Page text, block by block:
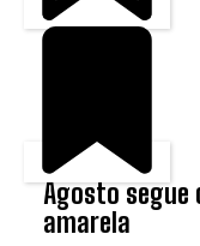
Agosto
amarela